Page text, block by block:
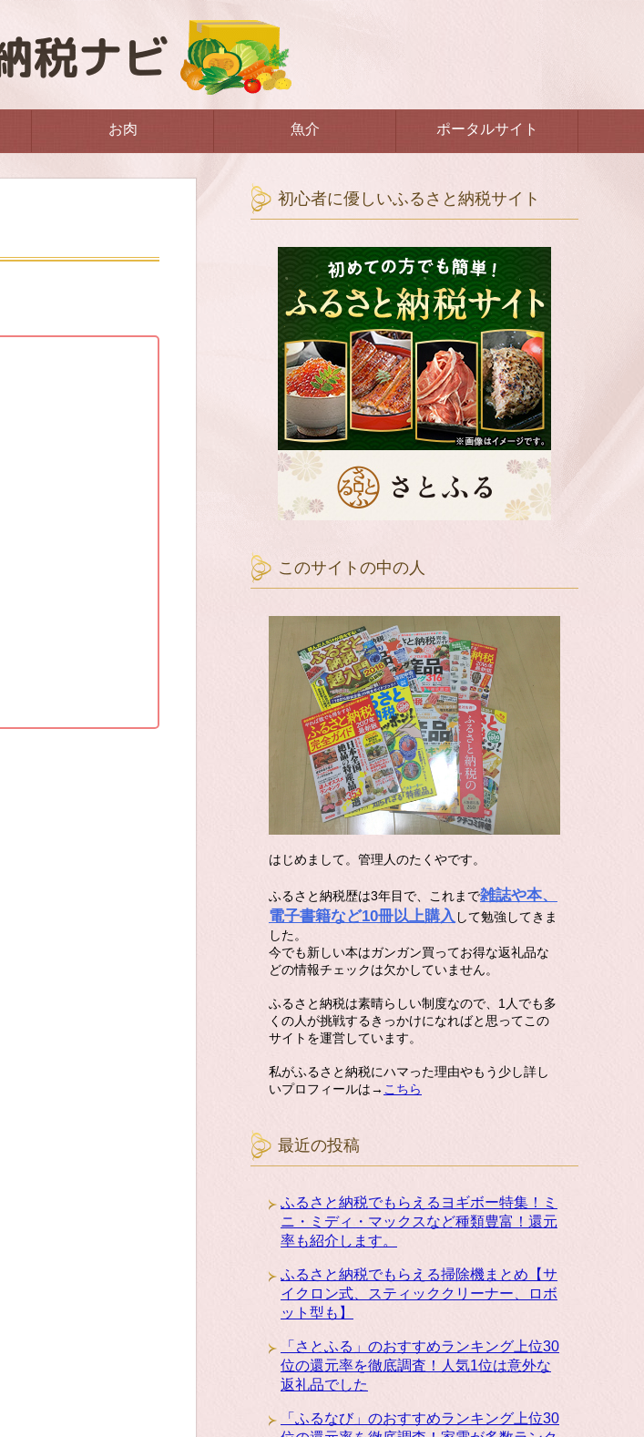
お肉 魚介 ポータルサイト
初心者に優しいふるさと納税サイト
このサイトの中の人
はじめまして。管理人のたくやです。
ふるさと納税歴は3年目で、これまで雑誌や本、
電子書籍など10冊以上購入 して勉強してきま
した。
今でも新しい本はガンガン買ってお得な返礼品な
どの情報チェックは欠かしていません。
ふるさと納税は素晴らしい制度なので、1人でも多
くの人が挑戦するきっかけになればと思ってこの
サイトを運営しています。
私がふるさと納税にハマった理由やもう少し詳し
いプロフィールは→ こちら
最近の投稿
ふるさと納税でもらえるヨギボー特集！ミ
ニ・ミディ・マックスなど種類豊富！還元
率も紹介します。
ふるさと納税でもらえる掃除機まとめ【サ
イクロン式、スティッククリーナー、ロボ
ット型も】
「さとふる」のおすすめランキング上位30
位の還元率を徹底調査！人気1位は意外な
返礼品でした
「ふるなび」のおすすめランキング上位30